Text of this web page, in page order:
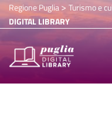
Regione Puglia> Turismo e
DIGITAL LIBRARY